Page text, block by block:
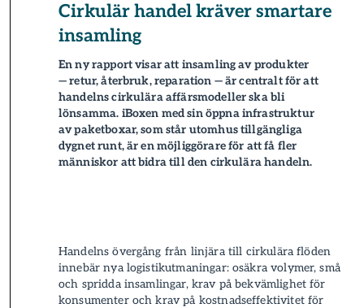
Cirkulär handel kräver smartare
insamling
En ny rapport visar att insamling av produkter
— retur, återbruk, reparation — är centralt för att
handelns cirkulära affärsmodeller ska bli
lönsamma. iBoxen med sin öppna infrastruktur
av paket­boxar, som står utomhus tillgängliga
dygnet runt, är en möjliggörare för att få fler
människor att bidra till den cirkulära handeln.
Handelns övergång från linjära till cirkulära flöden
innebär nya logistik­utmaningar: osäkra volymer, små
och spridda insamlingar, krav på bekvämlighet för
konsumenter och krav på kostnadseffektivitet för